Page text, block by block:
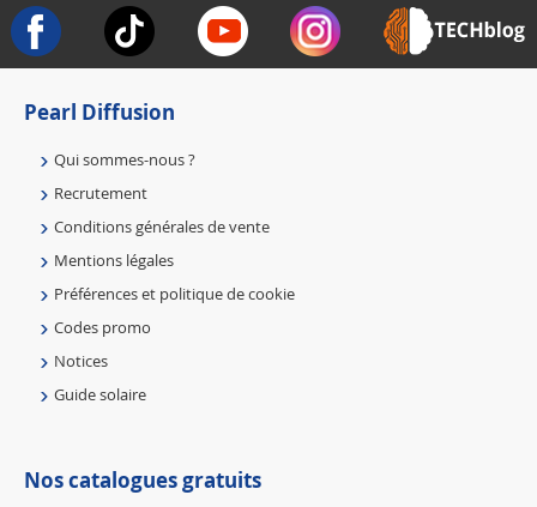
Pearl Diffusion
Qui sommes-nous ?
Recrutement
Conditions générales de vente
Mentions légales
Préférences et politique de cookie
Codes promo
Notices
Guide solaire
Nos catalogues gratuits